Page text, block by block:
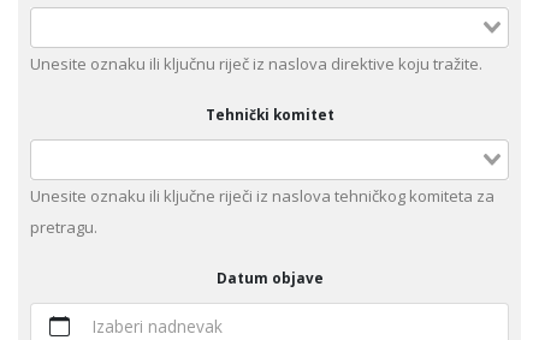
Unеsitе oznaku ili klјučnu rijеč iz nаslоvа dirеktivе kојu trаžitе.
Tehnički komitet
Unesite оznaku ili ključne riječi iz naslova tehničkog komiteta za
pretragu.
Datum objave
Izaberi nadnevak